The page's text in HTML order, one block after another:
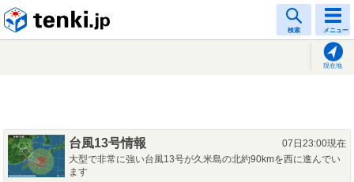
検索 メニュー
現在地
台風13号情報
07日23:00現在
大型で非常に強い台風13号が久米島の北約90kmを西に進んでい
ます